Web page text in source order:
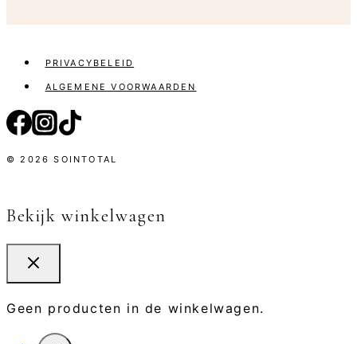
PRIVACYBELEID
ALGEMENE VOORWAARDEN
© 2026 SOINTOTAL
Bekijk winkelwagen
Geen producten in de winkelwagen.